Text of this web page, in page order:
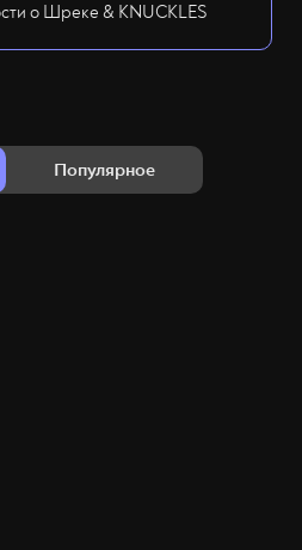
о Шреке & KNUCKLES
Популярное